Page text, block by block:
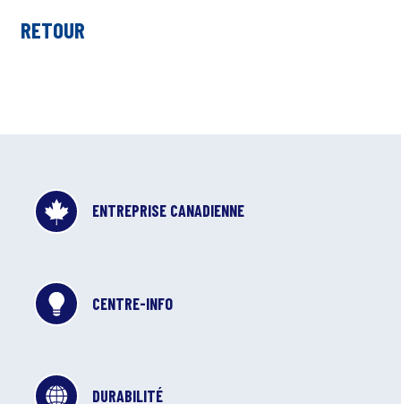
RETOUR
ENTREPRISE CANADIENNE
CENTRE-INFO
DURABILITÉ